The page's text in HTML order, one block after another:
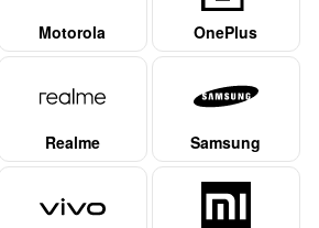
Motorola OnePlus
Realme Samsung